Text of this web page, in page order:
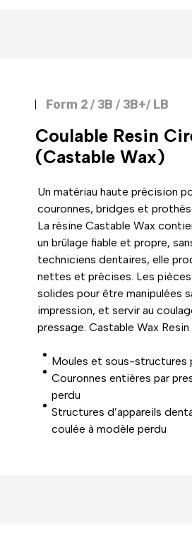
Form 2 / 3B / 3B+/ LB
Coulable Resin
(Castable Wax)
Un matériau haute précision
couronnes, bridges et
La résine Castable Wax
un brûlage fiable et propre,
techniciens dentaires, elle
nettes et précises. Les
solides pour être manipulées
impression, et servir au
pressage. Castable Wax
Moules et sous-structures
Couronnes entières par
perdu
Structures d’appareils
coulée à modèle perdu